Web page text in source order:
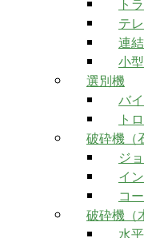
テ
連
小
選別機
バ
ト
破砕機（
ジ
イ
コ
破砕機（
水